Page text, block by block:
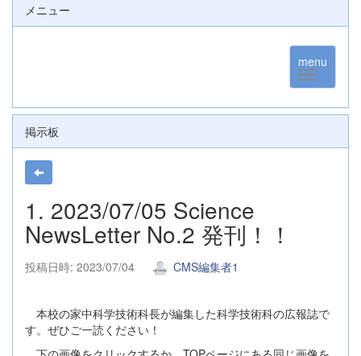
メニュー
menu
掲示板
1. 2023/07/05 Science
NewsLetter No.2 発刊！！
投稿日時: 2023/07/04 CMS編集者1
本校の家中科学技術科長が編集した科学技術科の広報誌で
す。ぜひご一読ください！